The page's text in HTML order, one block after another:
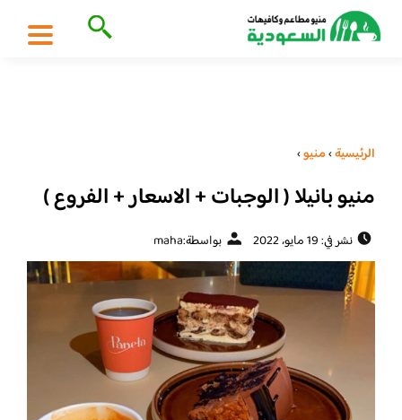
الرئيسية›منيو›
منيو بانيلا ( الوجبات + الاسعار + الفروع )
نشر في: 19 مايو، 2022 بواسطة:maha